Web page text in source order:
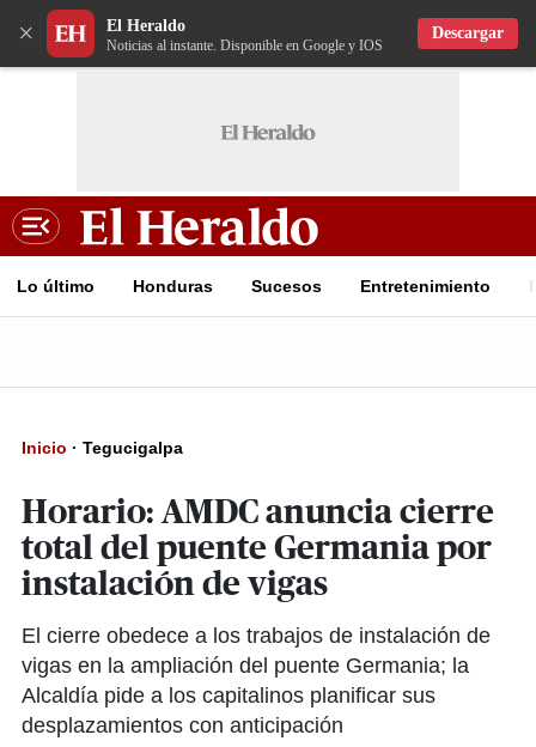
× El Heraldo
Noticias al instante. Disponible en Google y IOS
Descargar
Lo último Honduras Sucesos Entretenimiento
Inicio · Tegucigalpa
Horario: AMDC anuncia cierre
total del puente Germania por
instalación de vigas
El cierre obedece a los trabajos de instalación de
vigas en la ampliación del puente Germania; la
Alcaldía pide a los capitalinos planificar sus
desplazamientos con anticipación